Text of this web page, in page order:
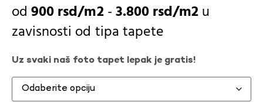
900rsd -3.800rsd
u
zavisnosti od tipa tapete
Uz svaki naš foto tapet lepak je gratis!